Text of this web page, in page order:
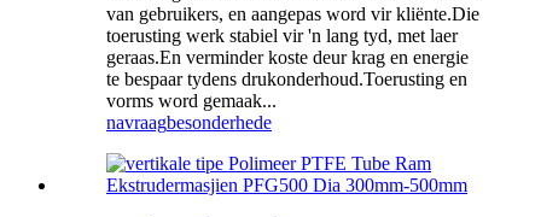
van gebruikers, en aangepas word vir kliënte.Die
toerusting werk stabiel vir 'n lang tyd, met laer
geraas.En verminder koste deur krag en energie
te bespaar tydens drukonderhoud.Toerusting en
vorms word gemaak...
navraagbesonderhede